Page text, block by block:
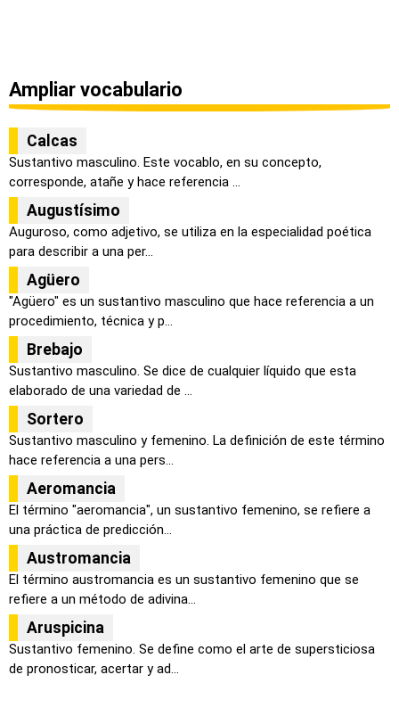
Ampliar vocabulario
Calcas
Sustantivo masculino. Este vocablo, en su concepto,
corresponde, atañe y hace referencia ...
Augustísimo
Auguroso, como adjetivo, se utiliza en la especialidad poética
para describir a una per...
Agüero
"Agüero" es un sustantivo masculino que hace referencia a un
procedimiento, técnica y p...
Brebajo
Sustantivo masculino. Se dice de cualquier líquido que esta
elaborado de una variedad de ...
Sortero
Sustantivo masculino y femenino. La definición de este término
hace referencia a una pers...
Aeromancia
El término "aeromancia", un sustantivo femenino, se refiere a
una práctica de predicción...
Austromancia
El término austromancia es un sustantivo femenino que se
refiere a un método de adivina...
Aruspicina
Sustantivo femenino. Se define como el arte de supersticiosa
de pronosticar, acertar y ad...